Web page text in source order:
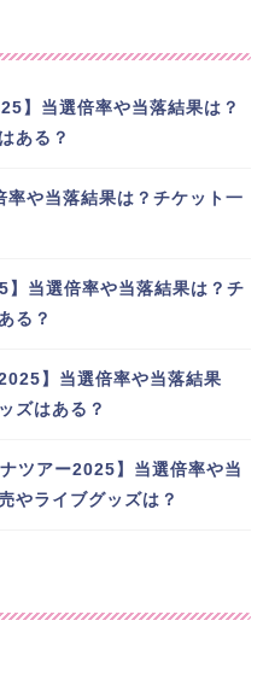
】当選倍率や当落結果は？
ある？
や当落結果は？チケット一
当選倍率や当落結果は？チ
る？
】当選倍率や当落結果
ズはある？
ツアー2025】当選倍率や当
やライブグッズは？